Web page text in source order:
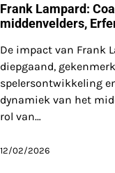
Frank Lampard:
middenvelders,
De impact van Frank
diepgaand,
spelersontwikkeling
dynamiek van het
rol van…
12/02/2026